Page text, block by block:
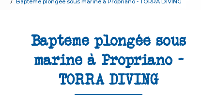
Bapteme plongée sous
marine à Propriano -
TORRA DIVING